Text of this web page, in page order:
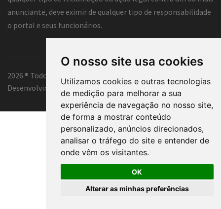
O nosso site usa cookies
Utilizamos cookies e outras tecnologias
de medição para melhorar a sua
experiência de navegação no nosso site,
de forma a mostrar conteúdo
personalizado, anúncios direcionados,
analisar o tráfego do site e entender de
onde vêm os visitantes.
OK
Alterar as minhas preferências
anunciante, deve eximir de qualquer tipo de responsabilidade
o portal e seus funcionários.
2026 ® Todos os direitos reservados.
Desenvolvimento e hospedagem
Classificados Curitiba ®